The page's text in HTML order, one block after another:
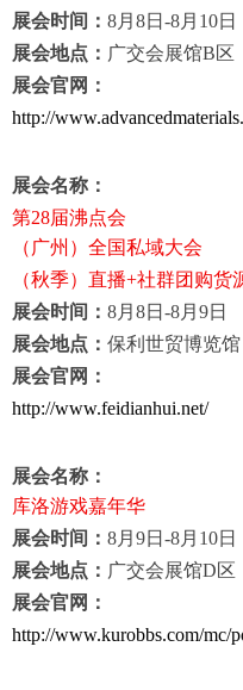
展会时间： 8月 8日 -8月 10日
展会地点： 广交会展馆B区
展会官网：
http://
展会名称：
第28届沸点会
（广州）全国私域大会
（秋季）直播+社群团购货
展会时间： 8月 8日 -8月 9日
展会地点： 保利世贸博览馆
展会官网：
http://www.feidianhui.net/
展会名称：
库洛游戏嘉年华
展会时间： 8月 9日 -8月 10日
展会地点： 广交会展馆D区
展会官网：
http://www.kurobbs.com/mc/